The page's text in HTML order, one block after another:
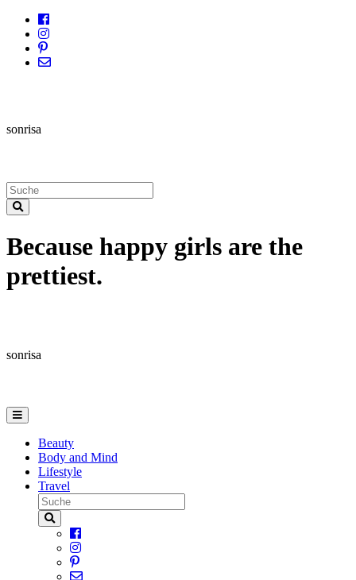
sonrisa
Because happy girls are the
prettiest.
sonrisa
Beauty
Body and Mind
Lifestyle
Travel